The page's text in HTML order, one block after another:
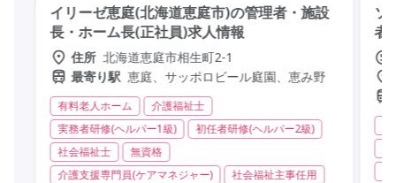
イリーゼ恵庭(北海道恵庭市)の管理者・施設
長・ホーム長(正社員)求人情報
住所 北海道恵庭市相生町2-1
最寄り駅 恵庭、サッポロビール庭園、恵み野
有料老人ホーム
介護福祉士
実務者研修(ヘルパー1級)
初任者研修(ヘルパー2級)
社会福祉士
無資格
介護支援専門員(ケアマネジャー)
社会福祉主事任用
ソ
者